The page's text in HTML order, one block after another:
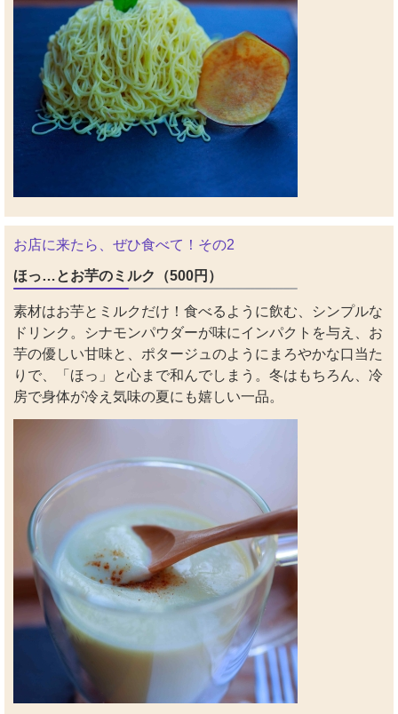
お店に来たら、ぜひ食べて！その2
ほっ…とお芋のミルク（500円）
素材はお芋とミルクだけ！食べるように飲む、シンプルな
ドリンク。シナモンパウダーが味にインパクトを与え、お
芋の優しい甘味と、ポタージュのようにまろやかな口当た
りで、「ほっ」と心まで和んでしまう。冬はもちろん、冷
房で身体が冷え気味の夏にも嬉しい一品。